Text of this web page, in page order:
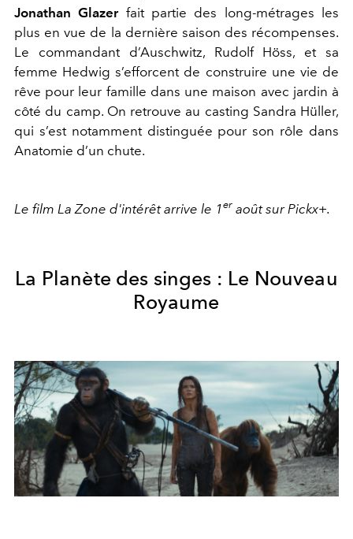
Jonathan Glazerfait partie des long-métrages les
plus en vue de la dernière saison des récompenses.
Le commandant d’Auschwitz, Rudolf Höss, et sa
femme Hedwig s’efforcent de construire une vie de
rêve pour leur famille dans une maison avec jardin à
côté du camp. On retrouve au casting Sandra Hüller,
qui s’est notamment distinguée pour son rôle dans
Anatomie d’un chute.
Le film La Zone d'intérêt arrive le 1er août sur Pickx+.
La Planète des singes : Le Nouveau
Royaume